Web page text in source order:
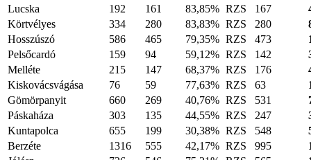
Lucska
192 161 83,85% RZS 167
Körtvélyes
334 280 83,83% RZS 280
Hosszúszó
586 465 79,35% RZS 473
Pelsőcardó
159 94 59,12% RZS 142
Melléte
215 147 68,37% RZS 176
Kiskovácsvágása
76 59 77,63% RZS 63
Gömörpanyit
660 269 40,76% RZS 531
Páskaháza
303 135 44,55% RZS 247
Kuntapolca
655 199 30,38% RZS 548
Berzéte
1316 555 42,17% RZS 995